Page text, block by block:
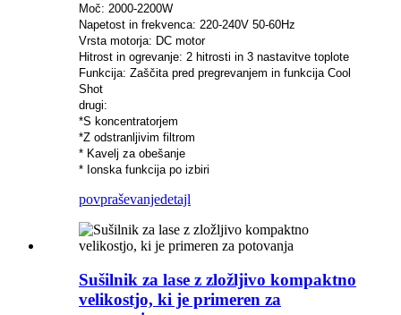
Moč: 2000-2200W
Napetost in frekvenca: 220-240V 50-60Hz
Vrsta motorja: DC motor
Hitrost in ogrevanje: 2 hitrosti in 3 nastavitve toplote
Funkcija: Zaščita pred pregrevanjem in funkcija Cool
Shot
drugi:
*S koncentratorjem
*Z odstranljivim filtrom
* Kavelj za obešanje
* Ionska funkcija po izbiri
povpraševanjedetajl
Sušilnik za lase z zložljivo kompaktno
velikostjo, ki je primeren za